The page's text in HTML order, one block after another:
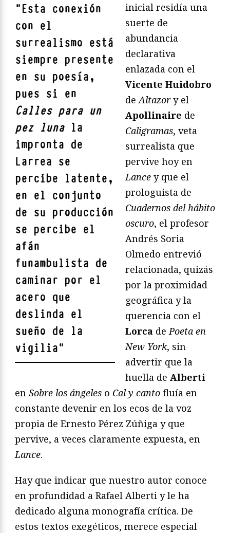
"Esta conexión
con el
surrealismo está
siempre presente
en su poesía,
pues si en
Calles para un
pez lunala
impronta de
Larrea se
percibe latente,
en el conjunto
de su producción
se percibe el
afán
funambulista de
caminar por el
acero que
deslinda el
sueño de la
vigilia"
inicial residía una
suerte de
abundancia
declarativa
enlazada con el
Vicente Huidobro
de Altazory el
Apollinaire de
Caligramas, veta
surrealista que
pervive hoy en
Lance y que el
prologuista de
Cuadernos del hábito
oscuro, el profesor
Andrés Soria
Olmedo entrevió
relacionada, quizás
por la proximidad
geográfica y la
querencia con el
Lorca de Poeta en
New York, sin
advertir que la
huella de Alberti
en Sobre los ángeles o Cal y canto fluía en
constante devenir en los ecos de la voz
propia de Ernesto Pérez Zúñiga y que
pervive, a veces claramente expuesta, en
Lance.
Hay que indicar que nuestro autor conoce
en profundidad a Rafael Alberti y le ha
dedicado alguna monografía crítica. De
estos textos exegéticos, merece especial